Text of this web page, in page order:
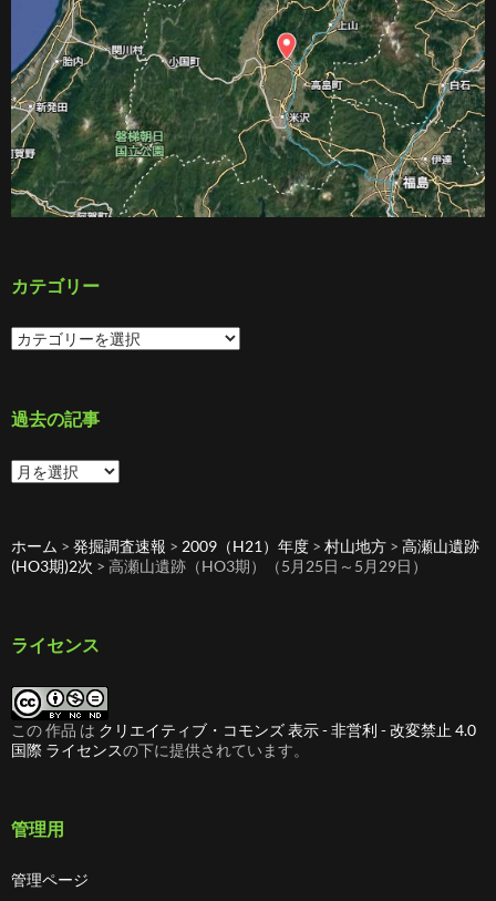
カテゴリー
カ
テ
ー
過去の記事
過
去
事
ホーム > 発掘調査速報 > 2009（H21）年度 > 村山地方 > 高瀬山遺跡
(HO3期)2次 > 高瀬山遺跡（HO3期）（5月25日～5月29日）
ライセンス
この 作品 は クリエイティブ・コモンズ 表示 - 非営利 - 改変禁止 4.0
国際 ライセンスの下に提供されています。
管理用
管理ページ